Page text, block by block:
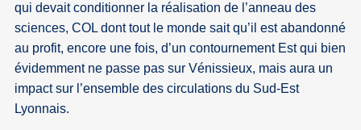
qui devait conditionner la réalisation de l’anneau des
sciences, COL dont tout le monde sait qu’il est abandonné
au profit, encore une fois, d’un contournement Est qui bien
évidemment ne passe pas sur Vénissieux, mais aura un
impact sur l’ensemble des circulations du Sud-Est
Lyonnais.